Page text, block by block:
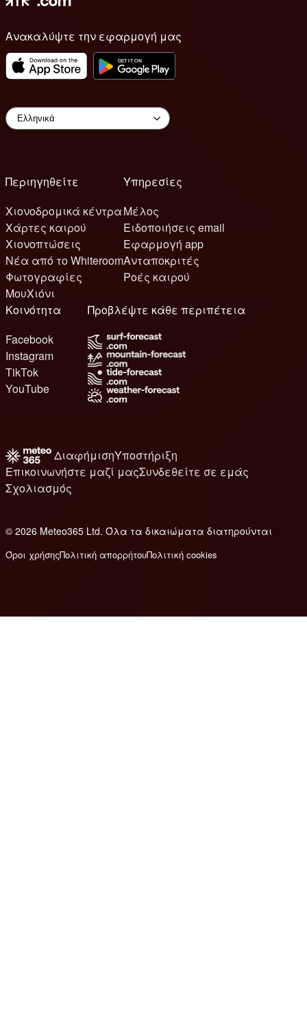
Ανακαλύψτε την εφαρμογή μας
Περιηγηθείτε
Χιονοδρομικά κέντρα
Χάρτες καιρού
Χιονοπτώσεις
Νέα από το Whiteroom
Φωτογραφίες
ΜουΧιόνι
Υπηρεσίες
Μέλος
Ειδοποιήσεις email
Εφαρμογή app
Ανταποκριτές
Ροές καιρού
Κοινότητα
Facebook
Instagram
TikTok
YouTube
Προβλέψτε κάθε περιπέτεια
ΔιαφήμισηΥποστήριξη
Επικοινωνήστε μαζί μαςΣυνδεθείτε σε εμάς
Σχολιασμός
© 2026 Meteo365 Ltd. Όλα τα δικαιώματα διατηρούνται
Όροι χρήσηςΠολιτική απορρήτουΠολιτική cookies